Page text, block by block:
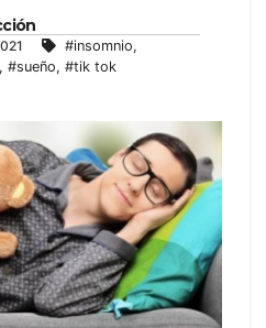
#insomnio,
, #sueño, #tik tok